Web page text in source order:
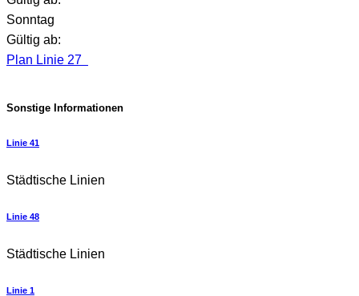
Sonntag
Gültig ab:
Plan Linie 27
Sonstige Informationen
Linie 41
Städtische Linien
Linie 48
Städtische Linien
Linie 1